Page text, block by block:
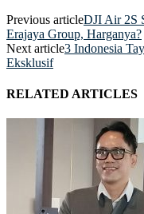
Previous articleDJI Air 2S
Erajaya Group, Harganya?
Next article3 Indonesia
Eksklusif
RELATED ARTICLES